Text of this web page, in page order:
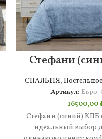
Стефани
сатин
СПАЛЬНЯ,
Артикул: Евро-
16500,00
Стефани (синий) КПБ
идеальный выбор